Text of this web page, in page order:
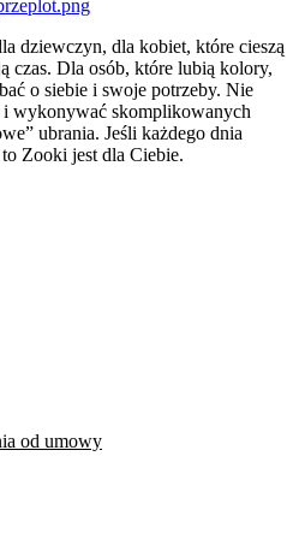
dziewczyn, dla kobiet, które cieszą
czas. Dla osób, które lubią kolory,
o siebie i swoje potrzeby. Nie
i wykonywać skomplikowanych
ubrania. Jeśli każdego dnia
Zooki jest dla Ciebie.
od umowy